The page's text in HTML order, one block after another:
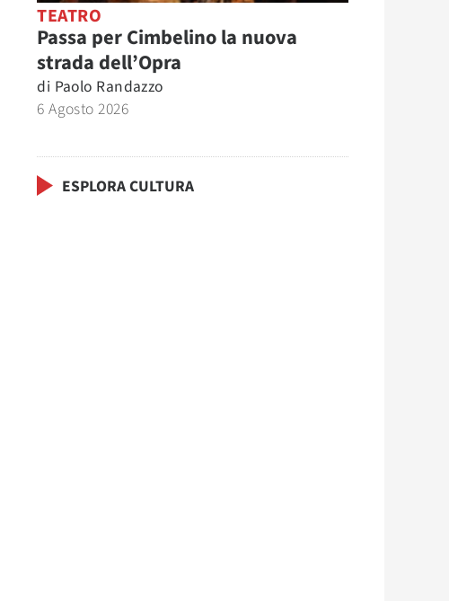
TEATRO
Passa per Cimbelino la nuova
strada dell’Opra
di Paolo Randazzo
6 Agosto 2026
ESPLORA CULTURA